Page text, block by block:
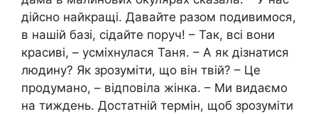
дійсно найкращі. Давайте разом подивимося,
в нашій базі, сідайте поруч! – Так, всі вони
красиві, – усміхнулася Таня. – А як дізнатися
людину? Як зрозуміти, що він твій? – Це
продумано, – відповіла жінка. – Ми видаємо
на тиждень. Достатній термін, щоб зрозуміти